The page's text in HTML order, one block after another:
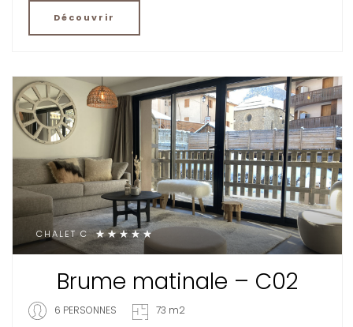
Découvrir
CHALET C
Brume matinale – C02
6 PERSONNES 73 m2